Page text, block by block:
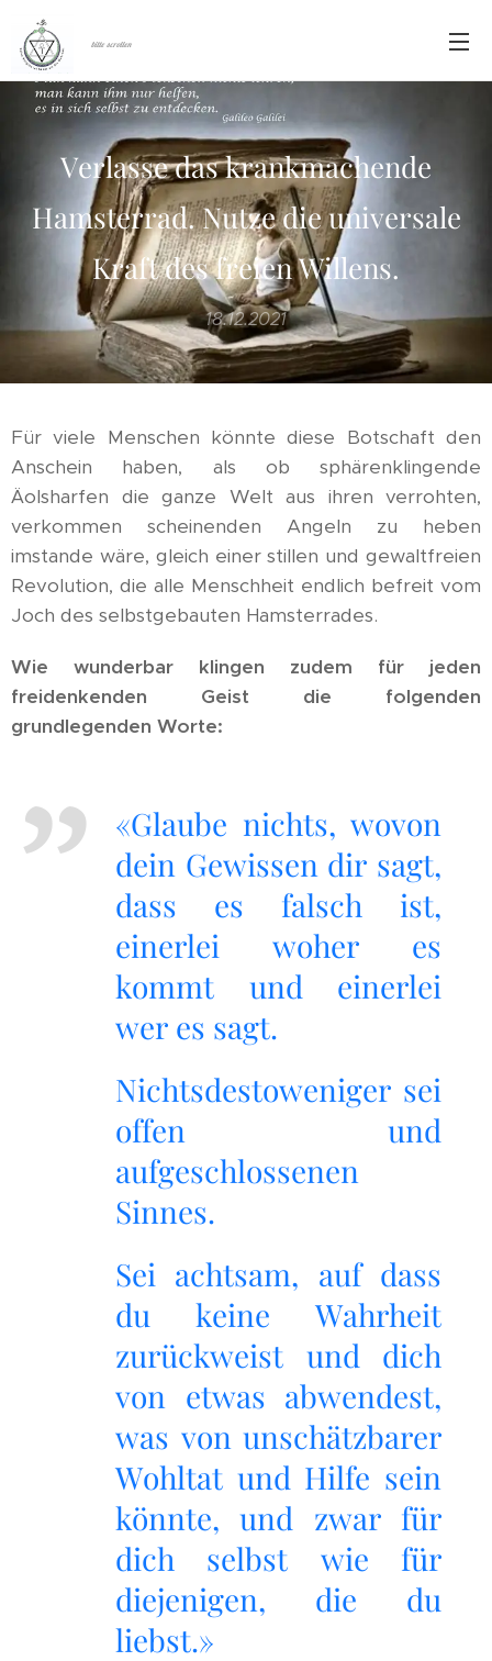
bitte scrollen
Verlasse das krankmachende
Hamsterrad. Nutze die universale
Kraft des freien Willens.
18.12.2021
Für viele Menschen könnte diese Botschaft den
Anschein haben, als ob sphärenklingende
Äolsharfen die ganze Welt aus ihren verrohten,
verkommen scheinenden Angeln zu heben
imstande wäre, gleich einer stillen und gewaltfreien
Revolution, die alle Menschheit endlich befreit vom
Joch des selbstgebauten Hamsterrades.
Wie wunderbar klingen zudem für jeden
freidenkenden Geist die folgenden
grundlegenden Worte:
«Glaube nichts, wovon
dein Gewissen dir sagt,
dass es falsch ist,
einerlei woher es
kommt und einerlei
wer es sagt.
Nichtsdestoweniger sei
offen und
aufgeschlossenen
Sinnes.
Sei achtsam, auf dass
du keine Wahrheit
zurückweist und dich
von etwas abwendest,
was von unschätzbarer
Wohltat und Hilfe sein
könnte, und zwar für
dich selbst wie für
diejenigen, die du
liebst.»